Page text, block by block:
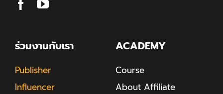
ร่วมงานกับเรา
Publisher
Influencer
ACADEMY
Course
About Affiliate